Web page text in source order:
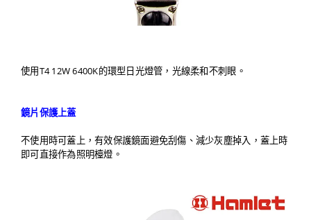
使用T4 12W 6400K的環型日光燈管，光線柔和不刺眼。
鏡片保護上蓋
不使用時可蓋上，有效保護鏡面避免刮傷、減少灰塵掉入，蓋上時
即可直接作為照明檯燈。